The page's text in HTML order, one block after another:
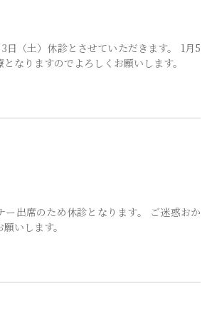
日（土）休診とさせていただきます。 1月5
なりますのでよろしくお願いします。
ー出席のため休診となります。 ご迷惑おか
いします。